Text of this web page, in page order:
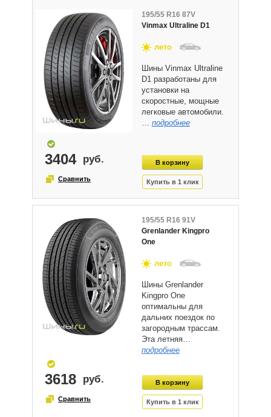
195/55 R16 87V
Vinmax Ultraline D1
лето
Шины Vinmax Ultraline
D1 разработаны для
установки на
скоростные, мощные
легковые автомобили.
… подробнее
3404
195/55 R16 91V
Grenlander Kingpro
One
лето
Шины Grenlander
Kingpro One
оптимальны для
дальних поездок по
загородным трассам.
Эта летняя…
подробнее
3618